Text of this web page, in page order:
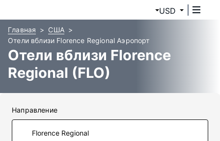
USD
Главная
США
Отели вблизи Florence Regional Аэропорт
Отели вблизи Florence
Regional (FLO)
Направление